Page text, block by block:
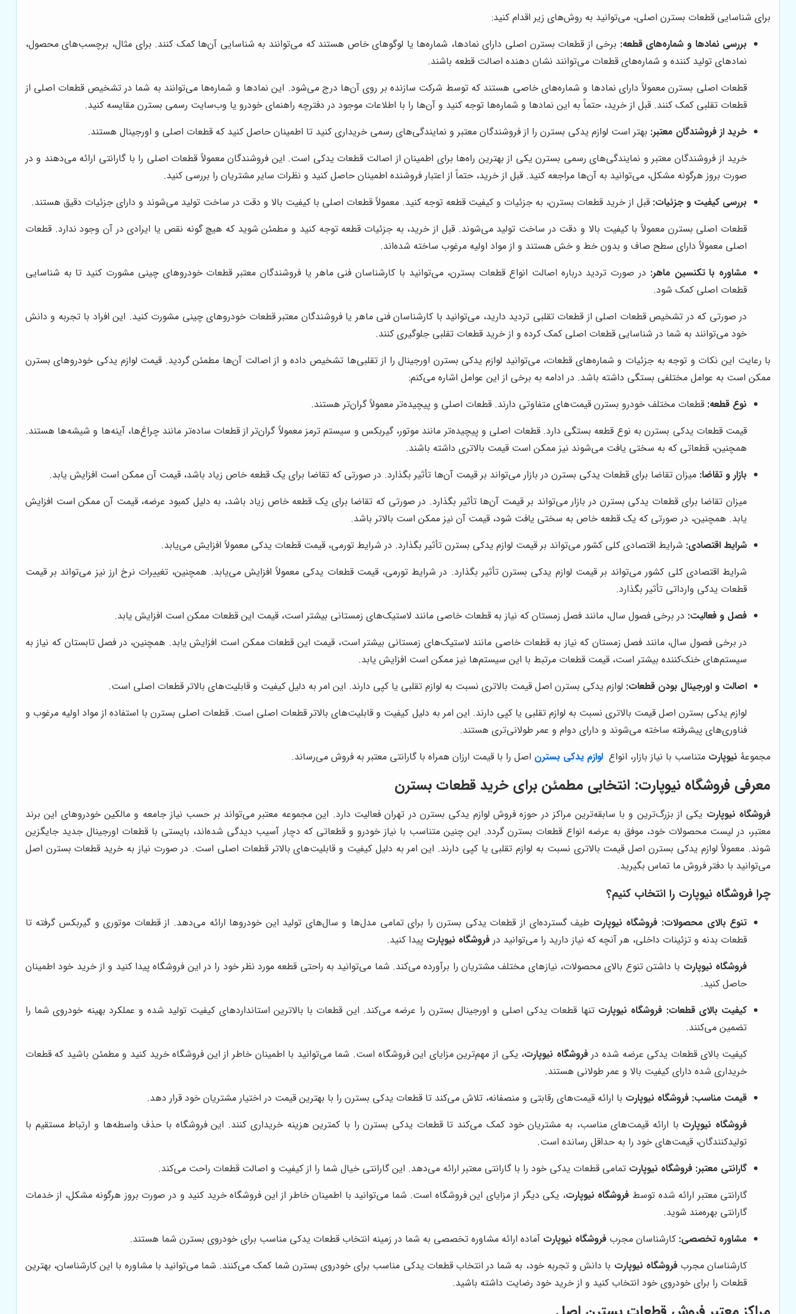
برای شناسایی قطعات بسترن اصلی، می‌توانید به روش‌های زیر اقدام کنید:
بررسی نمادها و شماره‌های قطعه: برخی از قطعات بسترن اصلی دارای نمادها، شماره‌ها یا لوگوهای خاص هستند که می‌توانند به شناسایی آن‌ها کمک کنند. برای مثال، برچسب‌های محصول،
نمادهای تولید کننده و شماره‌های قطعات می‌توانند نشان دهنده اصالت قطعه باشند.
قطعات اصلی بسترن معمولاً دارای نمادها و شماره‌های خاصی هستند که توسط شرکت سازنده بر روی آن‌ها درج می‌شود. این نمادها و شماره‌ها می‌توانند به شما در تشخیص قطعات اصلی از
قطعات تقلبی کمک کنند. قبل از خرید، حتماً به این نمادها و شماره‌ها توجه کنید و آن‌ها را با اطلاعات موجود در دفترچه راهنمای خودرو یا وب‌سایت رسمی بسترن مقایسه کنید.
خرید از فروشندگان معتبر: بهتر است لوازم یدکی بسترن را از فروشندگان معتبر و نمایندگی‌های رسمی خریداری کنید تا اطمینان حاصل کنید که قطعات اصلی و اورجینال هستند.
خرید از فروشندگان معتبر و نمایندگی‌های رسمی بسترن یکی از بهترین راه‌ها برای اطمینان از اصالت قطعات یدکی است. این فروشندگان معمولاً قطعات اصلی را با گارانتی ارائه می‌دهند و در
صورت بروز هرگونه مشکل، می‌توانید به آن‌ها مراجعه کنید. قبل از خرید، حتماً از اعتبار فروشنده اطمینان حاصل کنید و نظرات سایر مشتریان را بررسی کنید.
بررسی کیفیت و جزئیات: قبل از خرید قطعات بسترن، به جزئیات و کیفیت قطعه توجه کنید. معمولاً قطعات اصلی با کیفیت بالا و دقت در ساخت تولید می‌شوند و دارای جزئیات دقیق هستند.
قطعات اصلی بسترن معمولاً با کیفیت بالا و دقت در ساخت تولید می‌شوند. قبل از خرید، به جزئیات قطعه توجه کنید و مطمئن شوید که هیچ گونه نقص یا ایرادی در آن وجود ندارد. قطعات
اصلی معمولاً دارای سطح صاف و بدون خط و خش هستند و از مواد اولیه مرغوب ساخته شده‌اند.
مشاوره با تکنسین ماهر: در صورت تردید درباره اصالت انواع قطعات بسترن، می‌توانید با کارشناسان فنی ماهر یا فروشندگان معتبر قطعات خودروهای چینی مشورت کنید تا به شناسایی
قطعات اصلی کمک شود.
در صورتی که در تشخیص قطعات اصلی از قطعات تقلبی تردید دارید، می‌توانید با کارشناسان فنی ماهر یا فروشندگان معتبر قطعات خودروهای چینی مشورت کنید. این افراد با تجربه و دانش
خود می‌توانند به شما در شناسایی قطعات اصلی کمک کرده و از خرید قطعات تقلبی جلوگیری کنند.
با رعایت این نکات و توجه به جزئیات و شماره‌های قطعات، می‌توانید لوازم یدکی بسترن اورجینال را از تقلبی‌ها تشخیص داده و از اصالت آن‌ها مطمئن گردید. قیمت لوازم یدکی خودروهای بسترن
ممکن است به عوامل مختلفی بستگی داشته باشد. در ادامه به برخی از این عوامل اشاره می‌کنم:
نوع قطعه: قطعات مختلف خودرو بسترن قیمت‌های متفاوتی دارند. قطعات اصلی و پیچیده‌تر معمولاً گران‌تر هستند.
قیمت قطعات یدکی بسترن به نوع قطعه بستگی دارد. قطعات اصلی و پیچیده‌تر مانند موتور، گیربکس و سیستم ترمز معمولاً گران‌تر از قطعات ساده‌تر مانند چراغ‌ها، آینه‌ها و شیشه‌ها هستند.
همچنین، قطعاتی که به سختی یافت می‌شوند نیز ممکن است قیمت بالاتری داشته باشند.
بازار و تقاضا: میزان تقاضا برای قطعات یدکی بسترن در بازار می‌تواند بر قیمت آن‌ها تأثیر بگذارد. در صورتی که تقاضا برای یک قطعه خاص زیاد باشد، قیمت آن ممکن است افزایش یابد.
میزان تقاضا برای قطعات یدکی بسترن در بازار می‌تواند بر قیمت آن‌ها تأثیر بگذارد. در صورتی که تقاضا برای یک قطعه خاص زیاد باشد، به دلیل کمبود عرضه، قیمت آن ممکن است افزایش
یابد. همچنین، در صورتی که یک قطعه خاص به سختی یافت شود، قیمت آن نیز ممکن است بالاتر باشد.
شرایط اقتصادی: شرایط اقتصادی کلی کشور می‌تواند بر قیمت لوازم یدکی بسترن تأثیر بگذارد. در شرایط تورمی، قیمت قطعات یدکی معمولاً افزایش می‌یابد.
شرایط اقتصادی کلی کشور می‌تواند بر قیمت لوازم یدکی بسترن تأثیر بگذارد. در شرایط تورمی، قیمت قطعات یدکی معمولاً افزایش می‌یابد. همچنین، تغییرات نرخ ارز نیز می‌تواند بر قیمت
قطعات یدکی وارداتی تأثیر بگذارد.
فصل و فعالیت: در برخی فصول سال، مانند فصل زمستان که نیاز به قطعات خاصی مانند لاستیک‌های زمستانی بیشتر است، قیمت این قطعات ممکن است افزایش یابد.
در برخی فصول سال، مانند فصل زمستان که نیاز به قطعات خاصی مانند لاستیک‌های زمستانی بیشتر است، قیمت این قطعات ممکن است افزایش یابد. همچنین، در فصل تابستان که نیاز به
سیستم‌های خنک‌کننده بیشتر است، قیمت قطعات مرتبط با این سیستم‌ها نیز ممکن است افزایش یابد.
اصالت و اورجینال بودن قطعات: لوازم یدکی بسترن اصل قیمت بالاتری نسبت به لوازم تقلبی یا کپی دارند. این امر به دلیل کیفیت و قابلیت‌های بالاتر قطعات اصلی است.
لوازم یدکی بسترن اصل قیمت بالاتری نسبت به لوازم تقلبی یا کپی دارند. این امر به دلیل کیفیت و قابلیت‌های بالاتر قطعات اصلی است. قطعات اصلی بسترن با استفاده از مواد اولیه مرغوب و
فناوری‌های پیشرفته ساخته می‌شوند و دارای دوام و عمر طولانی‌تری هستند.
مجموعۀ نیوپارت متناسب با نیاز بازار، انواع لوازم یدکی بسترن اصل را با قیمت ارزان همراه با گارانتی معتبر به فروش می‌رساند.
معرفی فروشگاه نیوپارت: انتخابی مطمئن برای خرید قطعات بسترن
فروشگاه نیوپارت یکی از بزرگ‌ترین و با سابقه‌ترین مراکز در حوزه فروش لوازم یدکی بسترن در تهران فعالیت دارد. این مجموعه معتبر می‌تواند بر حسب نیاز جامعه و مالکین خودروهای این برند
معتبر، در لیست محصولات خود، موفق به عرضه انواع قطعات بسترن گردد. این چنین متناسب با نیاز خودرو و قطعاتی که دچار آسیب دیدگی شده‌اند، بایستی با قطعات اورجینال جدید جایگزین
شوند. معمولاً لوازم یدکی بسترن اصل قیمت بالاتری نسبت به لوازم تقلبی یا کپی دارند. این امر به دلیل کیفیت و قابلیت‌های بالاتر قطعات اصلی است. در صورت نیاز به خرید قطعات بسترن اصل
می‌توانید با دفتر فروش ما تماس بگیرید.
چرا فروشگاه نیوپارت را انتخاب کنیم؟
تنوع بالای محصولات: فروشگاه نیوپارت طیف گسترده‌ای از قطعات یدکی بسترن را برای تمامی مدل‌ها و سال‌های تولید این خودروها ارائه می‌دهد. از قطعات موتوری و گیربکس گرفته تا
قطعات بدنه و تزئینات داخلی، هر آنچه که نیاز دارید را می‌توانید در فروشگاه نیوپارت پیدا کنید.
فروشگاه نیوپارت با داشتن تنوع بالای محصولات، نیازهای مختلف مشتریان را برآورده می‌کند. شما می‌توانید به راحتی قطعه مورد نظر خود را در این فروشگاه پیدا کنید و از خرید خود اطمینان
حاصل کنید.
کیفیت بالای قطعات: فروشگاه نیوپارت تنها قطعات یدکی اصلی و اورجینال بسترن را عرضه می‌کند. این قطعات با بالاترین استانداردهای کیفیت تولید شده و عملکرد بهینه خودروی شما را
تضمین می‌کنند.
کیفیت بالای قطعات یدکی عرضه شده درفروشگاه نیوپارت، یکی از مهم‌ترین مزایای این فروشگاه است. شما می‌توانید با اطمینان خاطر از این فروشگاه خرید کنید و مطمئن باشید که قطعات
خریداری شده دارای کیفیت بالا و عمر طولانی هستند.
قیمت مناسب: فروشگاه نیوپارت با ارائه قیمت‌های رقابتی و منصفانه، تلاش می‌کند تا قطعات یدکی بسترن را با بهترین قیمت در اختیار مشتریان خود قرار دهد.
فروشگاه نیوپارت با ارائه قیمت‌های مناسب، به مشتریان خود کمک می‌کند تا قطعات یدکی بسترن را با کمترین هزینه خریداری کنند. این فروشگاه با حذف واسطه‌ها و ارتباط مستقیم با
تولیدکنندگان، قیمت‌های خود را به حداقل رسانده است.
گارانتی معتبر: فروشگاه نیوپارت تمامی قطعات یدکی خود را با گارانتی معتبر ارائه می‌دهد. این گارانتی خیال شما را از کیفیت و اصالت قطعات راحت می‌کند.
گارانتی معتبر ارائه شده توسط فروشگاه نیوپارت، یکی دیگر از مزایای این فروشگاه است. شما می‌توانید با اطمینان خاطر از این فروشگاه خرید کنید و در صورت بروز هرگونه مشکل، از خدمات
گارانتی بهره‌مند شوید.
مشاوره تخصصی: کارشناسان مجرب فروشگاه نیوپارت آماده ارائه مشاوره تخصصی به شما در زمینه انتخاب قطعات یدکی مناسب برای خودروی بسترن شما هستند.
کارشناسان مجربفروشگاه نیوپارت با دانش و تجربه خود، به شما در انتخاب قطعات یدکی مناسب برای خودروی بسترن شما کمک می‌کنند. شما می‌توانید با مشاوره با این کارشناسان، بهترین
قطعات را برای خودروی خود انتخاب کنید و از خرید خود رضایت داشته باشید.